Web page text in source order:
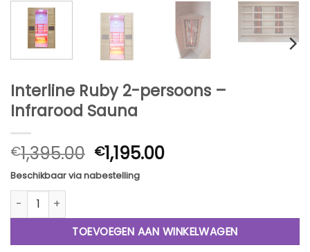
Interline Ruby 2-persoons –
Infrarood Sauna
€1,395.00 Oorspronkelijke
prijs
was:
€1,195.00Huidige
Beschikbaar via nabestelling
Interline Ruby 2-persoons - Infrarood Sauna aantal
TOEVOEGEN AAN WINKELWAGEN